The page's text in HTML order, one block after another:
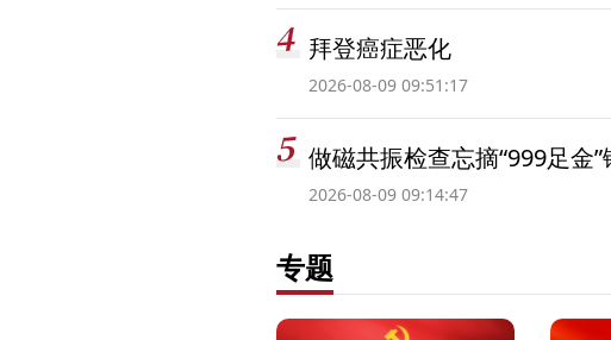
拜登癌症恶化
2026-08-09 09:51:17
做磁共振检查忘摘“999足金
2026-08-09 09:14:47
专题